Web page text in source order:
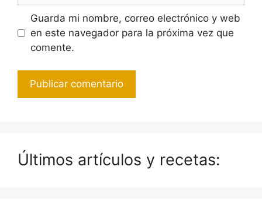
Guarda mi nombre, correo electrónico y web
en este navegador para la próxima vez que
comente.
Últimos artículos y recetas: